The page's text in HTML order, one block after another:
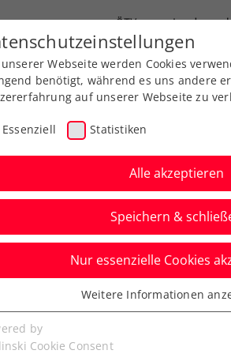
ÖTV
Ausbildung Services
Nisou:
ins nächste
Webseite werden Cookies
benötigt, während es uns andere
auf unserer Webseite zu
Essenziell Statistiken
Alle akzeptieren
Speichern &
Nur essenzielle Cookies
Cookies werden für
benötigt. Dadurch ist
Weitere Informationen
by
Cookie Consent